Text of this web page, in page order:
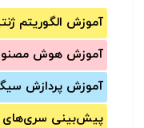
آموزش الگوریتم
آموزش‌ هوش
آموزش‌ پردازش
پیش‌‌بینی سری‌‌های